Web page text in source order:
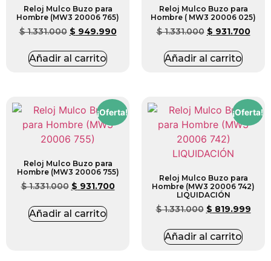
Reloj Mulco Buzo para
Hombre (MW3 20006 765)
$1.331.000 $ 949.990
Añadir al carrito
Reloj Mulco Buzo para
Hombre ( MW3 20006 025)
$1.331.000 $ 931.700
Añadir al carrito
¡Oferta!
Reloj Mulco Buzo para
Hombre (MW3 20006 755)
$1.331.000 $ 931.700
Añadir al carrito
¡Oferta!
Reloj Mulco Buzo para
Hombre (MW3 20006 742)
LIQUIDACIÓN
$1.331.000 $ 819.999
Añadir al carrito